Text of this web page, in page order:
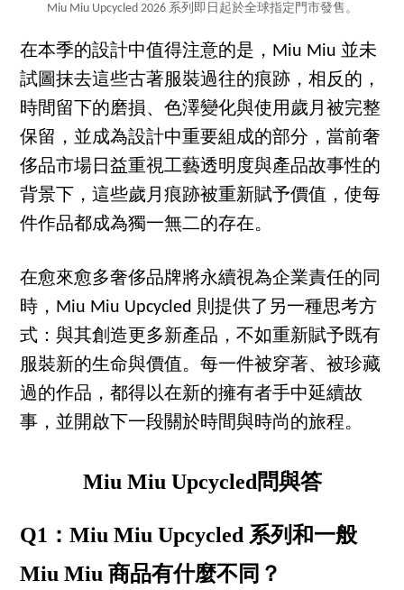
Miu Miu Upcycled 2026 系列即日起於全球指定門市發售。
在本季的設計中值得注意的是，Miu Miu 並未
試圖抹去這些古著服裝過往的痕跡，相反的，
時間留下的磨損、色澤變化與使用歲月被完整
保留，並成為設計中重要組成的部分，當前奢
侈品市場日益重視工藝透明度與產品故事性的
背景下，這些歲月痕跡被重新賦予價值，使每
件作品都成為獨一無二的存在。
在愈來愈多奢侈品牌將永續視為企業責任的同
時，Miu Miu Upcycled 則提供了另一種思考方
式：與其創造更多新產品，不如重新賦予既有
服裝新的生命與價值。每一件被穿著、被珍藏
過的作品，都得以在新的擁有者手中延續故
事，並開啟下一段關於時間與時尚的旅程。
Miu Miu Upcycled問與答
Q1：Miu Miu Upcycled 系列和一般
Miu Miu 商品有什麼不同？